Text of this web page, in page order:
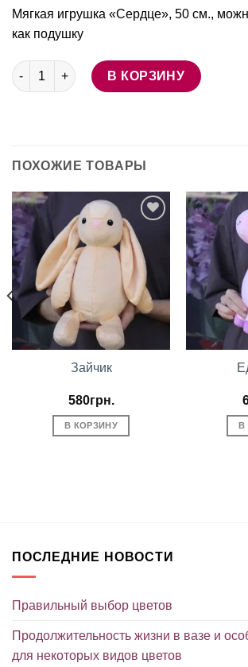
Мягкая игрушка «Сердце», 50 см.,
как подушку
Количество товара Сердце-подушка 50
В КОРЗИНУ
ПОХОЖИЕ ТОВАРЫ
В
избранное
Зайчик
580грн.
В КОРЗИНУ В
ПОСЛЕДНИЕ НОВОСТИ
Правильный выбор цветов
Продолжительность жизни в вазе и
для некоторых видов цветов